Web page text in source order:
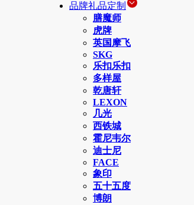
品牌礼品定制
膳魔师
虎牌
英国摩飞
SKG
乐扣乐扣
多样屋
乾唐轩
LEXON
几光
西铁城
霍尼韦尔
迪士尼
FACE
象印
五十五度
博朗